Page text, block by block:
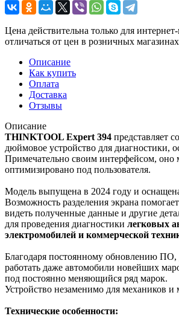
Цена действительна только для
отличаться от цен в розничных магазинах
Описание
Как купить
Оплата
Доставка
Отзывы
Описание
THINKTOOL Expert 394 представляет
дюймовое устройство для диагностики,
Примечательно своим интерфейсом, оно
оптимизировано под пользователя.
Модель выпущена в 2024 году и
Возможность разделения экрана
видеть полученные данные и другие
для проведения диагностики легковых
электромобилей и коммерческой
Благодаря постоянному обновлению ПО,
работать даже автомобили новейших
под постоянно меняющийся ряд марок.
Устройство незаменимо для механиков и
Технические особенности: